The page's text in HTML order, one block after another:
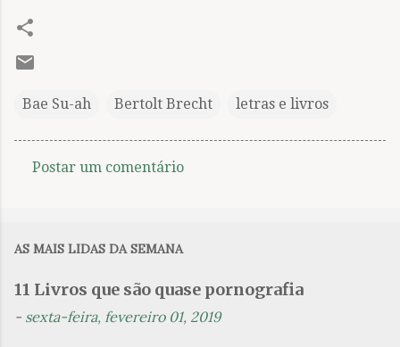
Bae Su-ah Bertolt Brecht letras e livros
n
t
Postar um comentário
AS MAIS LIDAS DA SEMANA
11 Livros que são quase pornografia
- sexta-feira, fevereiro 01, 2019